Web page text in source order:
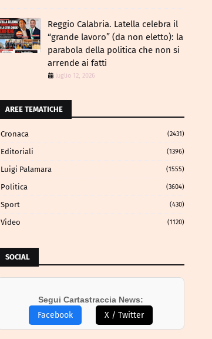
Reggio Calabria. Latella celebra il
“grande lavoro” (da non eletto): la
parabola della politica che non si
arrende ai fatti
luglio 12, 2026
AREE TEMATICHE
Cronaca (2431)
Editoriali (1396)
Luigi Palamara (1555)
Politica (3604)
Sport (430)
Video (1120)
SOCIAL
Segui Cartastraccia News:
Facebook X / Twitter